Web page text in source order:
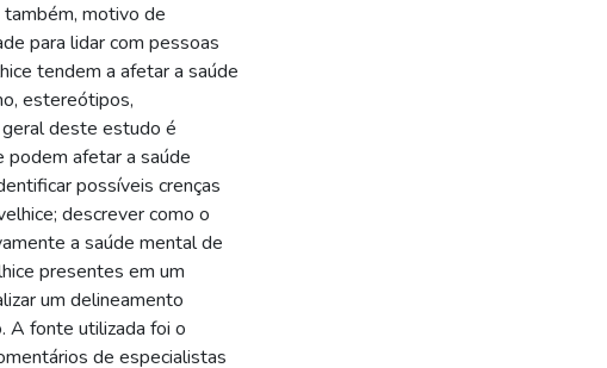
também, motivo de
para lidar com pessoas
tendem a afetar a saúde
estereótipos,
deste estudo é
podem afetar a saúde
possíveis crenças
descrever como o
a saúde mental de
presentes em um
um delineamento
A fonte utilizada foi o
de especialistas